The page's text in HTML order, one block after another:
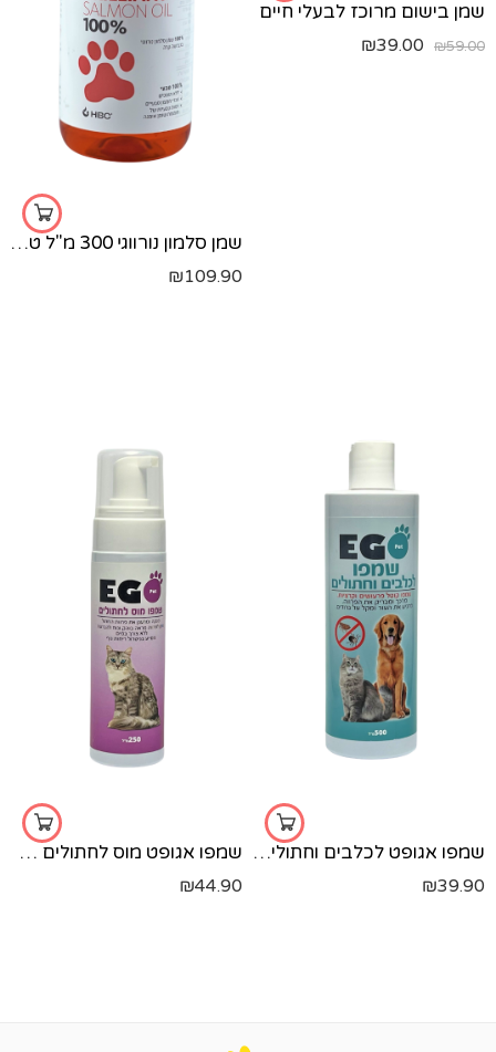
שמן בישום מרוכז לבעלי חיים
₪59.00
₪39.00
שמן סלמון נורווגי 300 מ"ל טבעי 100% לכלב וחתול
₪109.90
שמפו אגופט לכלבים וחתולים קוטל פרעושים וקרציות - 500 מ"ל
₪39.90
שמפו אגופט מוס לחתולים 250 מ"ל
₪44.90